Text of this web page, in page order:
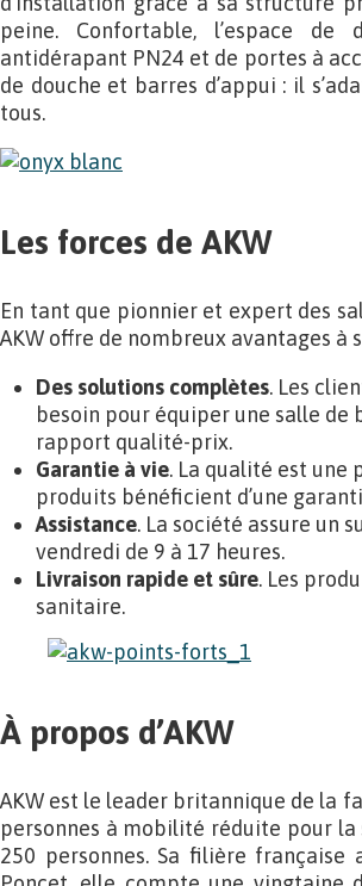
peine. Confortable, l’espace
antidérapant PN24 et de portes à
de douche et barres d’appui : il
tous.
Les forces de AKW
En tant que pionnier et expert des
AKW offre de nombreux avantages à
Des solutions complètes. Les
besoin pour équiper une salle de
rapport qualité-prix.
Garantie à vie. La qualité est une
produits bénéficient d’une
Assistance. La société assure un
vendredi de 9 à 17 heures.
Livraison rapide et sûre. Les
sanitaire.
À propos d’AKW
AKW est le leader britannique de la
personnes à mobilité réduite pour
250 personnes. Sa filière